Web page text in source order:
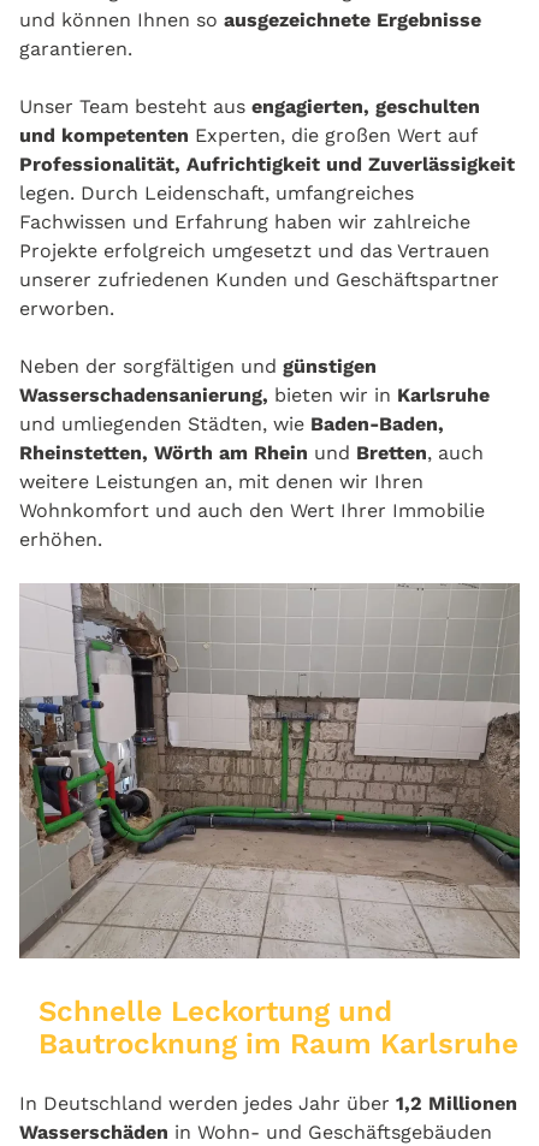
und können Ihnen so ausgezeichnete Ergebnisse
garantieren.
Unser Team besteht aus engagierten, geschulten
und kompetenten Experten, die großen Wert auf
Professionalität, Aufrichtigkeit und Zuverlässigkeit
legen. Durch Leidenschaft, umfangreiches
Fachwissen und Erfahrung haben wir zahlreiche
Projekte erfolgreich umgesetzt und das Vertrauen
unserer zufriedenen Kunden und Geschäftspartner
erworben.
Neben der sorgfältigen und günstigen
Wasserschadensanierung, bieten wir in Karlsruhe
und umliegenden Städten, wie Baden-Baden,
Rheinstetten, Wörth am Rhein und Bretten, auch
weitere Leistungen an, mit denen wir Ihren
Wohnkomfort und auch den Wert Ihrer Immobilie
erhöhen.
Schnelle Leckortung und
Bautrocknung im Raum Karlsruhe
In Deutschland werden jedes Jahr über 1,2 Millionen
Wasserschäden in Wohn- und Geschäftsgebäuden